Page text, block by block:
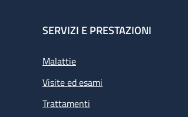
SERVIZI E PRESTAZIONI
Malattie
Visite ed esami
Trattamenti